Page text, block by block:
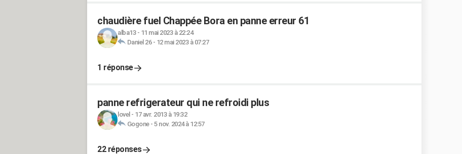
chaudière fuel Chappée Bora en panne erreur 61
alba13- 11 mai 2023 à 22:24
Daniel 26- 12 mai 2023 à 07:27
1 réponse
panne refrigerateur qui ne refroidi plus
lovel - 17 avr. 2013 à 19:32
Gogone- 5 nov. 2024 à 12:57
22 réponses